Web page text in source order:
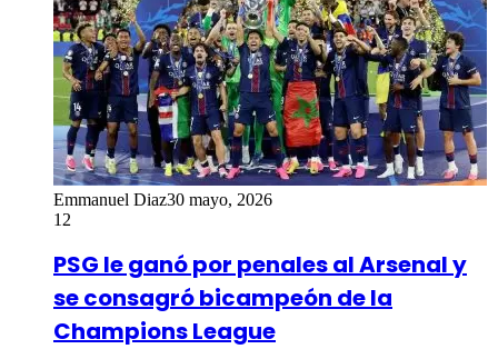
Emmanuel Diaz30 mayo, 2026
12
PSG le ganó por penales al Arsenal y
se consagró bicampeón de la
Champions League